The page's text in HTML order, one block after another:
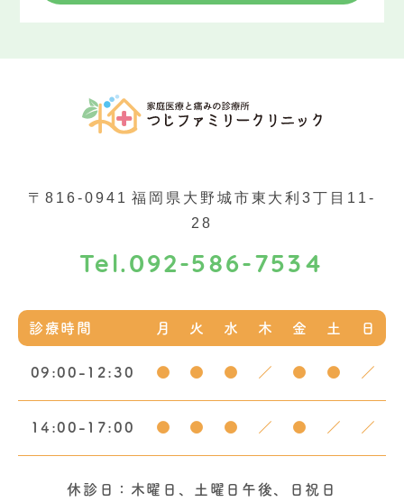
〒816-0941 福岡県大野城市東大利3丁目11-
28
Tel. 092-586-7534
診療時間 月 火 水 木 金 土 日
09:00-12:30 ● ● ● ／ ● ● ／
14:00-17:00 ● ● ● ／ ● ／ ／
休診日：木曜日、土曜日午後、日祝日